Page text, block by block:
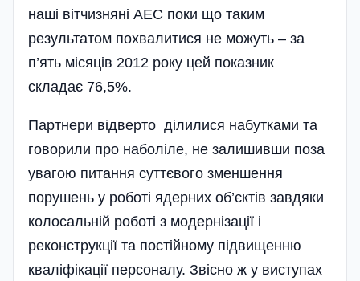
наші вітчизняні АЕС поки що таким
результатом похвалитися не можуть – за
п’ять місяців 2012 року цей показник
складає 76,5%.
Партнери відверто ділилися набутками та
говорили про наболіле, не залишивши поза
увагою питання суттєвого зменшення
порушень у роботі ядерних об’єктів завдяки
колосальній роботі з модернізації і
реконструкції та постійному підвищенню
кваліфікації персоналу. Звісно ж у виступах